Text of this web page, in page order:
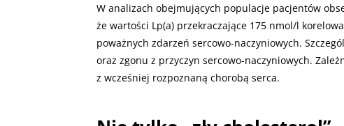
W analizach obejmujących populacje pacjentów
że wartości Lp(a) przekraczające 175 nmol/l
poważnych zdarzeń sercowo-naczyniowych.
oraz zgonu z przyczyn sercowo-naczyniowych.
z wcześniej rozpoznaną chorobą serca.